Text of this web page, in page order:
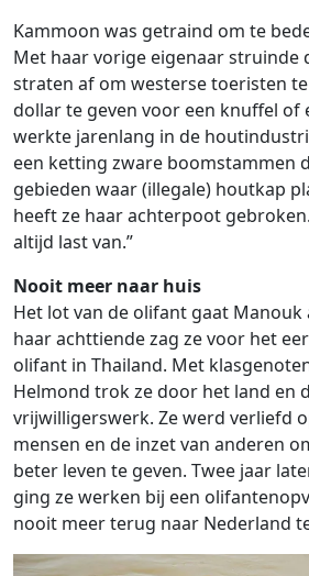
Kammoon was getraind om te
Met haar vorige eigenaar struinde
straten af om westerse toeristen
dollar te geven voor een knuffel of
werkte jarenlang in de
een ketting zware boomstammen
gebieden waar (illegale) houtkap
heeft ze haar achterpoot
altijd last van.”
Nooit meer naar huis
Het lot van de olifant gaat Manouk
haar achttiende zag ze voor het
olifant in Thailand. Met
Helmond trok ze door het land en
vrijwilligerswerk. Ze werd verliefd
mensen en de inzet van anderen
beter leven te geven. Twee jaar
ging ze werken bij een
nooit meer terug naar Nederland